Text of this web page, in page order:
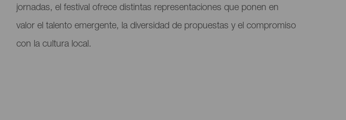
jornadas, el festival ofrece distintas representaciones que ponen en
valor el talento emergente, la diversidad de propuestas y el compromiso
con la cultura local.